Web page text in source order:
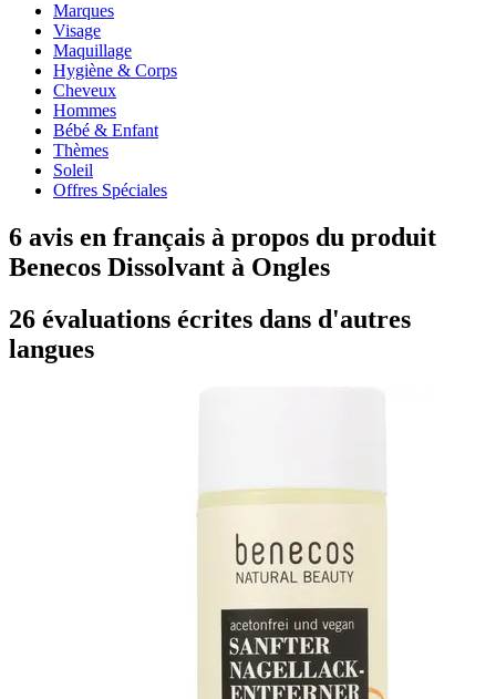
Marques
Visage
Maquillage
Hygiène & Corps
Cheveux
Hommes
Bébé & Enfant
Thèmes
Soleil
Offres Spéciales
6 avis en français à propos du produit
Benecos Dissolvant à Ongles
26 évaluations écrites dans d'autres
langues